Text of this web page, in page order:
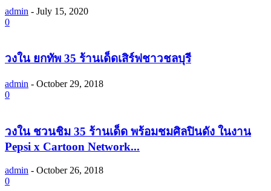
admin - July 15, 2020
0
วงใน ยกทัพ 35 ร้านเด็ดเสิร์ฟชาวชลบุรี
admin - October 29, 2018
0
วงใน ชวนชิม 35 ร้านเด็ด พร้อมชมศิลปินดัง ในงาน
Pepsi x Cartoon Network...
admin - October 26, 2018
0